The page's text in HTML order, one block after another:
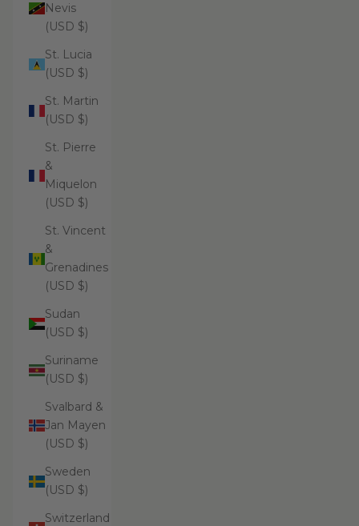
Nevis
(USD $)
St. Lucia
(USD $)
St. Martin
(USD $)
St. Pierre
&
Miquelon
(USD $)
St. Vincent
&
Grenadines
(USD $)
Sudan
(USD $)
Suriname
(USD $)
Svalbard &
Jan Mayen
(USD $)
Sweden
(USD $)
Switzerland